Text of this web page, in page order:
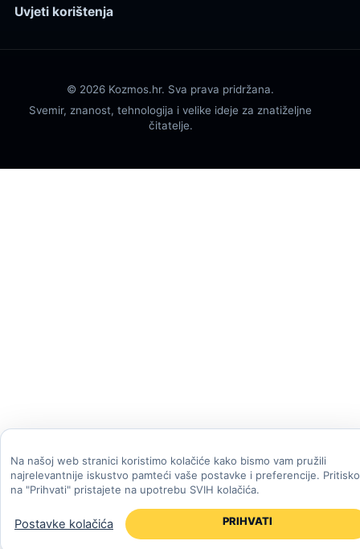
Uvjeti korištenja
© 2026 Kozmos.hr. Sva prava pridržana.
Svemir, znanost, tehnologija i velike ideje za znatiželjne
čitatelje.
Na našoj web stranici koristimo kolačiće kako bismo vam pružili
najrelevantnije iskustvo pamteći vaše postavke i preferencije.
na "Prihvati" pristajete na upotrebu SVIH kolačića.
Postavke kolačića PRIHVATI